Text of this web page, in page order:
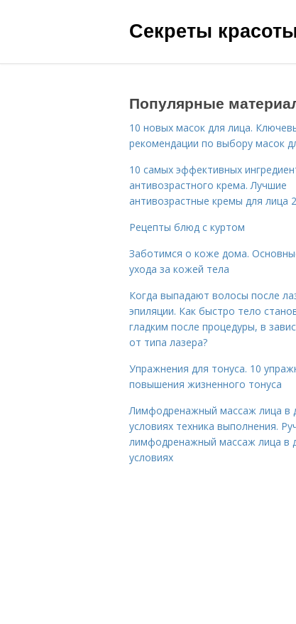
Секреты
Популярные
10 новых масок для лица.
рекомендации по выбору масок
10 самых эффективных
антивозрастного крема. Лучшие
антивозрастные кремы для лица
Рецепты блюд с куртом
Заботимся о коже дома.
ухода за кожей тела
Когда выпадают волосы после
эпиляции. Как быстро тело
гладким после процедуры, в
от типа лазера?
Упражнения для тонуса. 10
повышения жизненного тонуса
Лимфодренажный массаж лица в
условиях техника выполнения.
лимфодренажный массаж лица в
условиях